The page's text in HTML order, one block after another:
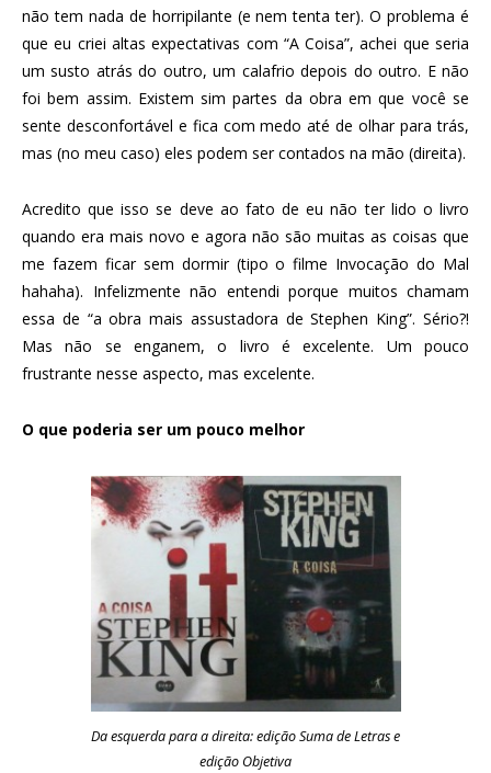
não tem nada de horripilante (e nem tenta ter). O problema é
que eu criei altas expectativas com “A Coisa”, achei que seria
um susto atrás do outro, um calafrio depois do outro. E não
foi bem assim. Existem sim partes da obra em que você se
sente desconfortável e fica com medo até de olhar para trás,
mas (no meu caso) eles podem ser contados na mão (direita).
Acredito que isso se deve ao fato de eu não ter lido o livro
quando era mais novo e agora não são muitas as coisas que
me fazem ficar sem dormir (tipo o filme Invocação do Mal
hahaha). Infelizmente não entendi porque muitos chamam
essa de “a obra mais assustadora de Stephen King”. Sério?!
Mas não se enganem, o livro é excelente. Um pouco
frustrante nesse aspecto, mas excelente.
O que poderia ser um pouco melhor
Da esquerda para a direita: edição Suma de Letras e
edição Objetiva